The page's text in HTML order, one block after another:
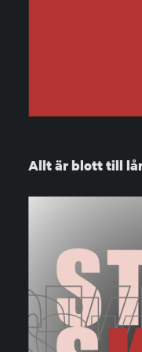
Allt är blott till